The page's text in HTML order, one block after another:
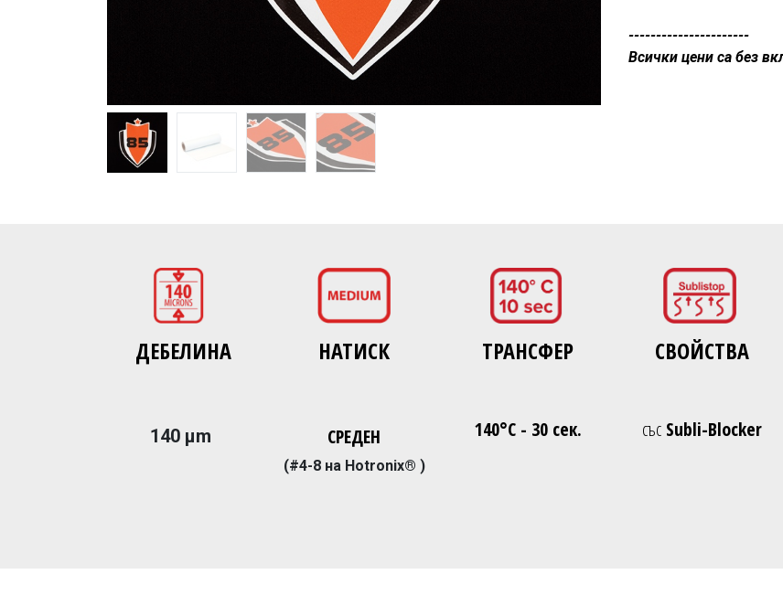
----------------------
Всички цени са без
ДЕБЕЛИНА
140 µm
НАТИСК
СРЕДЕН
(#4-8 на Hotronix® )
ТРАНСФЕР
140°C - 30 сек.
СВОЙСТВА
съсSubli-Blocker